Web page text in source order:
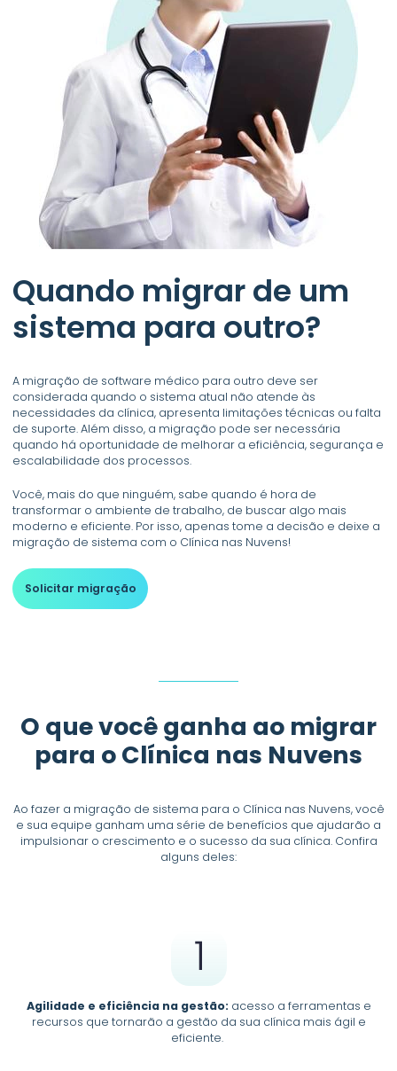
Quando migrar de um
sistema para outro?
A migração de software médico para outro deve ser
considerada quando o sistema atual não atende às
necessidades da clínica, apresenta limitações técnicas ou falta
de suporte. Além disso, a migração pode ser necessária
quando há oportunidade de melhorar a eficiência, segurança e
escalabilidade dos processos.
Você, mais do que ninguém, sabe quando é hora de
transformar o ambiente de trabalho, de buscar algo mais
moderno e eficiente. Por isso, apenas tome a decisão e deixe a
migração de sistema com o Clínica nas Nuvens!
Solicitar migração
O que você ganha ao migrar
para o Clínica nas Nuvens
Ao fazer a migração de sistema para o Clínica nas Nuvens, você
e sua equipe ganham uma série de benefícios que ajudarão a
impulsionar o crescimento e o sucesso da sua clínica. Confira
alguns deles:
Agilidade e eficiência na gestão: acesso a ferramentas e
recursos que tornarão a gestão da sua clínica mais ágil e
eficiente.